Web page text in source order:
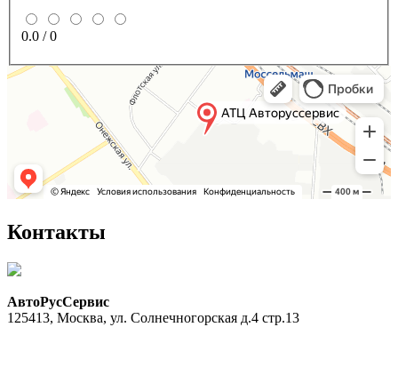
0.0 /0
Контакты
АвтоРусСервис
125413, Москва, ул. Солнечногорская д.4 стр.13